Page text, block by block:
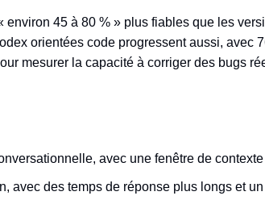
45 à 80 % » plus fiables que les
orientées code progressent aussi, avec
mesurer la capacité à corriger des bugs
avec une fenêtre de
avec des temps de réponse plus longs et